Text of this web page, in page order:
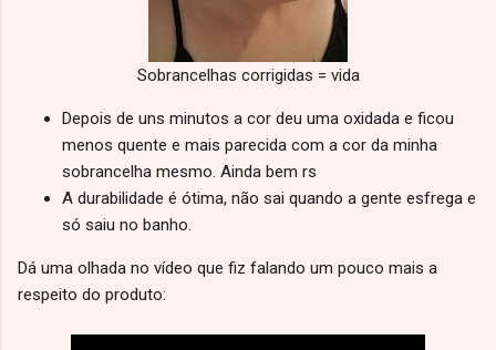
Sobrancelhas corrigidas = vida
Depois de uns minutos a cor deu uma oxidada e ficou
menos quente e mais parecida com a cor da minha
sobrancelha mesmo. Ainda bem rs
A durabilidade é ótima, não sai quando a gente esfrega e
só saiu no banho.
Dá uma olhada no vídeo que fiz falando um pouco mais a
respeito do produto: